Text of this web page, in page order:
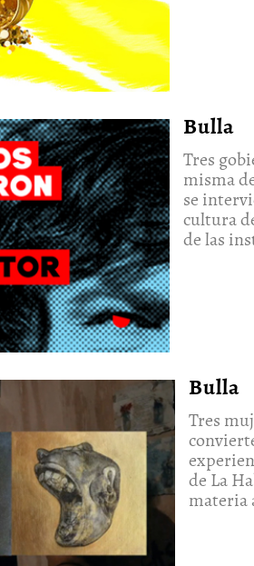
Bulla
Tres
misma
se
cultura
de las
Bulla
Tres
de La
materia